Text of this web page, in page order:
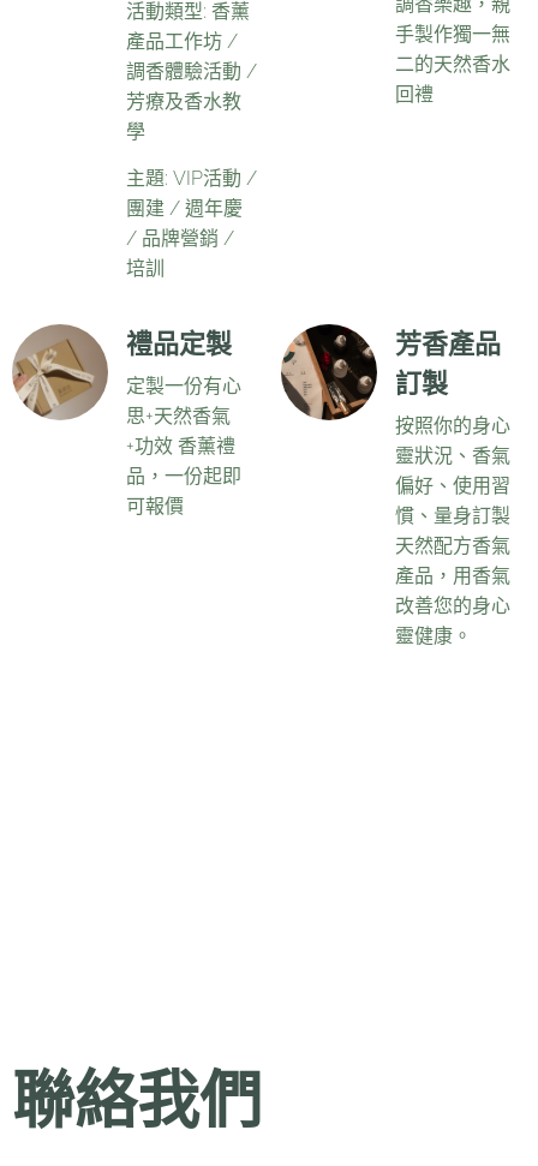
活動類型: 香薰
產品工作坊 /
調香體驗活動 /
芳療及香水教
學
主題: VIP活動 /
團建 / 週年慶
/ 品牌營銷 /
培訓
手製作獨一無
二的天然香水
回禮
禮品定製
定製一份有心
思+天然香氣
+功效 香薰禮
品，一份起即
可報價
芳香產品
訂製
按照你的身心
靈狀況、香氣
偏好、使用習
慣、量身訂製
天然配方香氣
產品，用香氣
改善您的身心
靈健康。
聯絡我們